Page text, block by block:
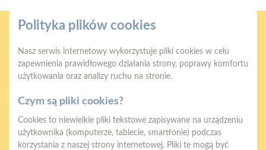
naszych produktów
Polityka plików cookies
Nasz serwis internetowy wykorzystuje pliki cookies w celu
zapewnienia prawidłowego działania strony, poprawy komfortu
użytkowania oraz analizy ruchu na stronie.
Czym są pliki cookies?
Cookies to niewielkie pliki tekstowe zapisywane na urządzeniu
użytkownika (komputerze, tablecie, smartfonie) podczas
korzystania z naszej strony internetowej. Pliki te mogą być